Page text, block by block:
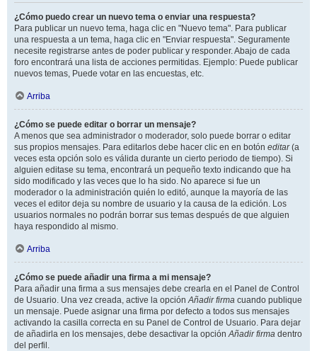
¿Cómo puedo crear un nuevo tema o enviar una respuesta?
Para publicar un nuevo tema, haga clic en "Nuevo tema". Para publicar
una respuesta a un tema, haga clic en "Enviar respuesta". Seguramente
necesite registrarse antes de poder publicar y responder. Abajo de cada
foro encontrará una lista de acciones permitidas. Ejemplo: Puede publicar
nuevos temas, Puede votar en las encuestas, etc.
Arriba
¿Cómo se puede editar o borrar un mensaje?
A menos que sea administrador o moderador, solo puede borrar o editar
sus propios mensajes. Para editarlos debe hacer clic en en botón editar(a
veces esta opción solo es válida durante un cierto periodo de tiempo). Si
alguien editase su tema, encontrará un pequeño texto indicando que ha
sido modificado y las veces que lo ha sido. No aparece si fue un
moderador o la administración quién lo editó, aunque la mayoría de las
veces el editor deja su nombre de usuario y la causa de la edición. Los
usuarios normales no podrán borrar sus temas después de que alguien
haya respondido al mismo.
Arriba
¿Cómo se puede añadir una firma a mi mensaje?
Para añadir una firma a sus mensajes debe crearla en el Panel de Control
de Usuario. Una vez creada, active la opciónAñadir firma cuando publique
un mensaje. Puede asignar una firma por defecto a todos sus mensajes
activando la casilla correcta en su Panel de Control de Usuario. Para dejar
de añadirla en los mensajes, debe desactivar la opciónAñadir firma dentro
del perfil.